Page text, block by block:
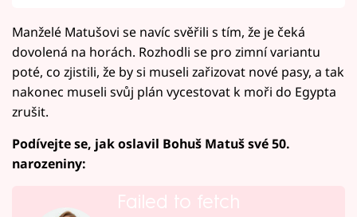
Manželé Matušovi se navíc svěřili s tím, že je čeká
dovolená na horách. Rozhodli se pro zimní variantu
poté, co zjistili, že by si museli zařizovat nové pasy, a tak
nakonec museli svůj plán vycestovat k moři do Egypta
zrušit.
Podívejte se, jak oslavil Bohuš Matuš své 50.
narozeniny:
Failed to fetch